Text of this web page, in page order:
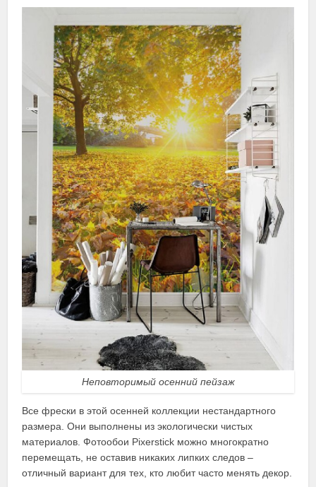
Неповторимый осенний пейзаж
Все фрески в этой осенней коллекции нестандартного
размера. Они выполнены из экологически чистых
материалов. Фотообои Pixerstick можно многократно
перемещать, не оставив никаких липких следов –
отличный вариант для тех, кто любит часто менять декор.